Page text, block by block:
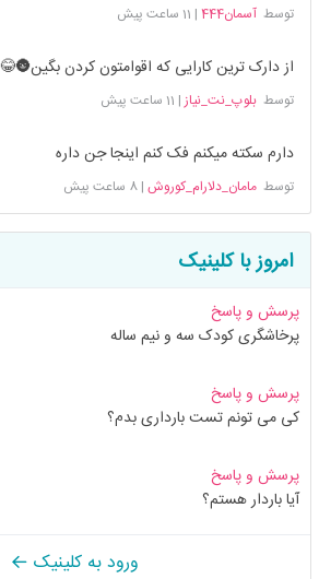
توسطآسمان444 | 11 ساعت پیش
از دارک ترین کارایی که اقوامتون کردن بگین🌚😂
توسطبلوپ_نت_نیاز | 11 ساعت پیش
دارم سکته میکنم فک کنم اینجا جن داره
توسطمامان_دلارام_کوروش |8 ساعت پیش
امروز با کلینیک
پرسش و پاسخ
پرخاشگری کودک سه و نیم ساله
پرسش و پاسخ
کی می تونم تست بارداری بدم؟
پرسش و پاسخ
آیا باردار هستم؟
ورود به کلینیک